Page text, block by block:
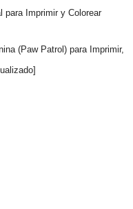
para Imprimir y Colorear
(Paw Patrol) para Imprimir,